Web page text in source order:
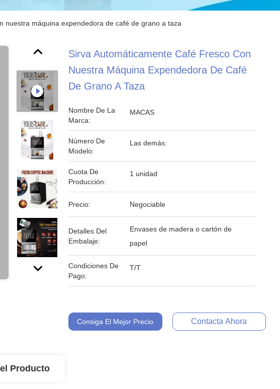
nuestra máquina expendedora de café de grano a taza
Sirva Automáticamente Café Fresco Con
Nuestra Máquina Expendedora De Café
De Grano A Taza
Nombre De La
Marca:
MACAS
Número De
Modelo:
Las demás:
Cuota De
Producción:
1 unidad
Precio: Negociable
Detalles Del
Embalaje:
Envases de madera o cartón de
papel
Condiciones De
Pago:
T/T
Consiga El Mejor Precio Contacta Ahora
Producto